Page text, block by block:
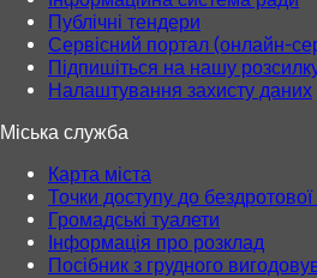
ц
і
)
Публічні тендери
Сервісний портал (онлайн-
Підпишіться на нашу
Налаштування захисту даних
Міська служба
Карта міста
Точки доступу до
Громадські туалети
Інформація про розклад
Посібник з грудного